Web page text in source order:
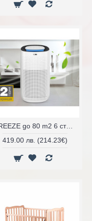
BREEZE go 80 m2 6 степенен СТЕРИЛИЗАТОР за въздух
419.00 лв. (214.23€)